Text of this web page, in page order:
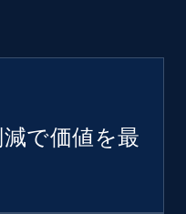
で価値を最